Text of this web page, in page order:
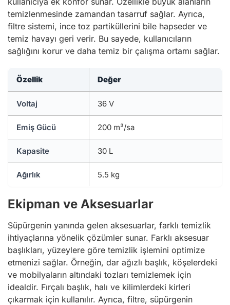
temizlenmesinde zamandan tasarruf sağlar. Ayrıca,
filtre sistemi, ince toz partiküllerini bile hapseder ve
temiz havayı geri verir. Bu sayede, kullanıcıların
sağlığını korur ve daha temiz bir çalışma ortamı sağlar.
Özellik Değer
Voltaj 36 V
Emiş Gücü 200 m³/sa
Kapasite 30 L
Ağırlık 5.5 kg
Ekipman ve Aksesuarlar
Süpürgenin yanında gelen aksesuarlar, farklı temizlik
ihtiyaçlarına yönelik çözümler sunar. Farklı aksesuar
başlıkları, yüzeylere göre temizlik işlemini optimize
etmenizi sağlar. Örneğin, dar ağızlı başlık, köşelerdeki
ve mobilyaların altındaki tozları temizlemek için
idealdir. Fırçalı başlık, halı ve kilimlerdeki kirleri
çıkarmak için kullanılır. Ayrıca, filtre, süpürgenin